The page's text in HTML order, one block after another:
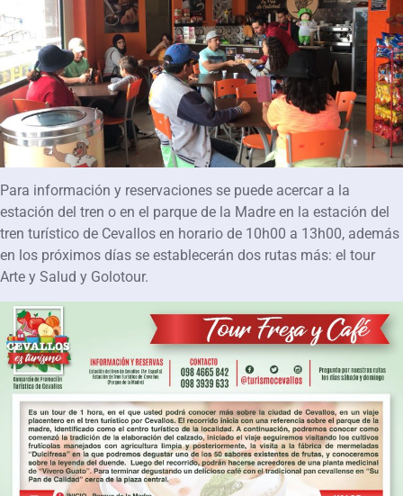
Para información y reservaciones se puede acercar a la
estación del tren o en el parque de la Madre en la estación del
tren turístico de Cevallos en horario de 10h00 a 13h00, además
en los próximos días se establecerán dos rutas más: el tour
Arte y Salud y Golotour.